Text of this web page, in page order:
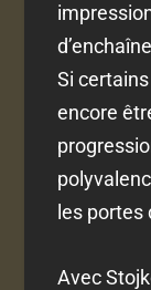
Si
encore
les portes
Avec